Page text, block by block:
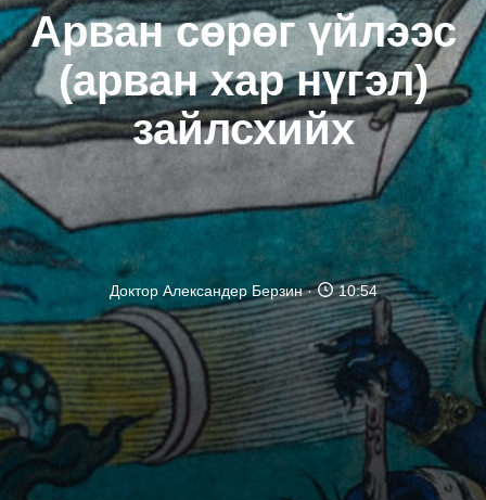
Арван сөрөг үйлээс
(арван хар нүгэл)
зайлсхийх
Доктор Александер Берзин 10:54